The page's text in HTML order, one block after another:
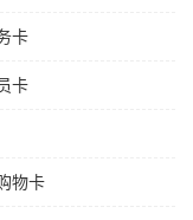
卡
卡
物卡